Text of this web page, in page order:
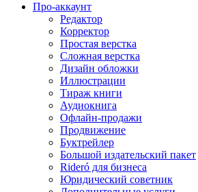
Про-аккаунт
Редактор
Корректор
Простая верстка
Сложная верстка
Дизайн обложки
Иллюстрации
Тираж книги
Аудиокнига
Офлайн-продажи
Продвижение
Буктрейлер
Большой издательский пакет
Rideró для бизнеса
Юридический советник